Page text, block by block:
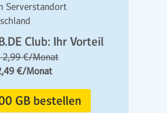
Serverstandort
Club: Ihr Vorteil
€/Monat
€/Monat
GB bestellen